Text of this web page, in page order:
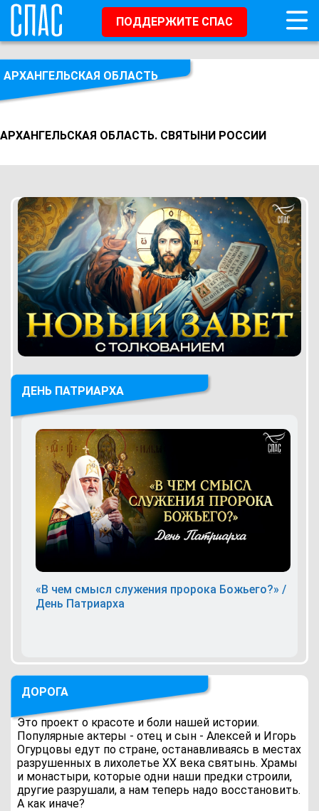
ПОДДЕРЖИТЕ СПАС
АРХАНГЕЛЬСКАЯ ОБЛАСТЬ
АРХАНГЕЛЬСКАЯ ОБЛАСТЬ. СВЯТЫНИ РОССИИ
ДЕНЬ ПАТРИАРХА
«В чем смысл служения пророка Божьего?» /
День Патриарха
ДОРОГА
Это проект о красоте и боли нашей истории.
Популярные актеры - отец и сын - Алексей и Игорь
Огурцовы едут по стране, останавливаясь в местах
разрушенных в лихолетье ХХ века святынь. Храмы
и монастыри, которые одни наши предки строили,
другие разрушали, а нам теперь надо восстановить.
А как иначе?